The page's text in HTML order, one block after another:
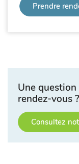
Prendre
Une
rendez-vous ?
Consultez